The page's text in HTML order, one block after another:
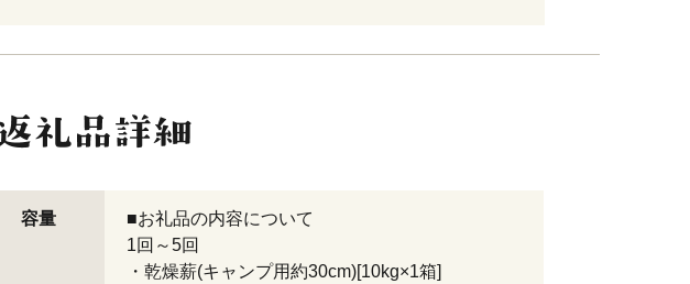
容量
■お礼品の内容について
1回～5回
・乾燥薪(キャンプ用約30cm)[10kg×1箱]